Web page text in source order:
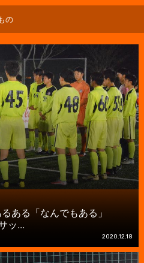
の
ある「なんでもある」
ッ...
2020.12.18